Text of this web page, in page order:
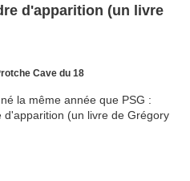
d'apparition (un livre
Cave du 18